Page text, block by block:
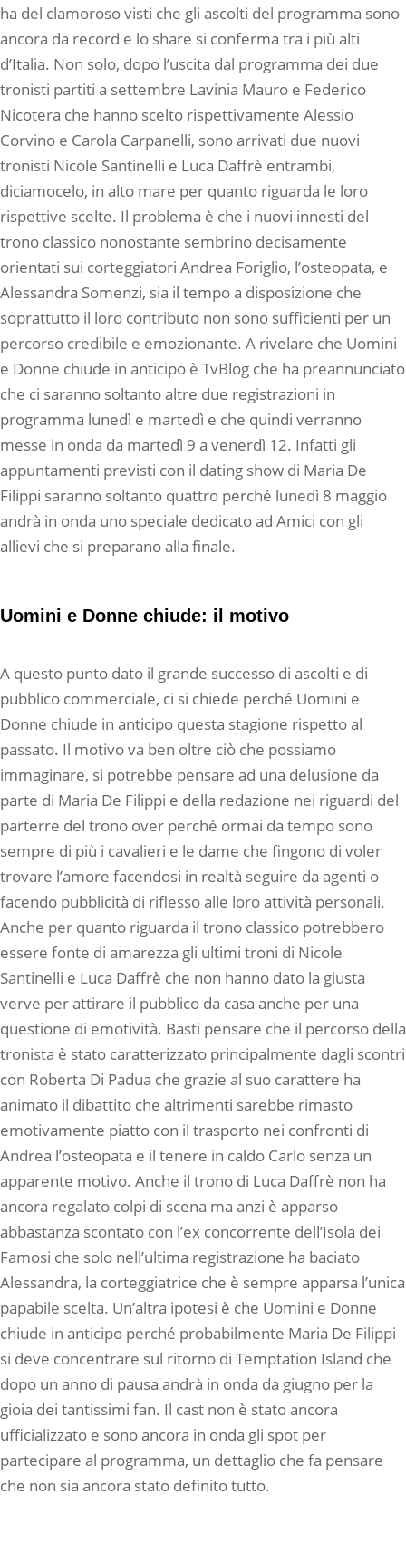
ha del clamoroso visti che gli ascolti del programma sono
ancora da record e lo share si conferma tra i più alti
d’Italia. Non solo, dopo l’uscita dal programma dei due
tronisti partiti a settembre Lavinia Mauro e Federico
Nicotera che hanno scelto rispettivamente Alessio
Corvino e Carola Carpanelli, sono arrivati due nuovi
tronisti Nicole Santinelli e Luca Daffrè entrambi,
diciamocelo, in alto mare per quanto riguarda le loro
rispettive scelte. Il problema è che i nuovi innesti del
trono classico nonostante sembrino decisamente
orientati sui corteggiatori Andrea Foriglio, l’osteopata, e
Alessandra Somenzi, sia il tempo a disposizione che
soprattutto il loro contributo non sono sufficienti per un
percorso credibile e emozionante. A rivelare che Uomini
e Donne chiude in anticipo è TvBlog che ha preannunciato
che ci saranno soltanto altre due registrazioni in
programma lunedì e martedì e che quindi verranno
messe in onda da martedì 9 a venerdì 12. Infatti gli
appuntamenti previsti con il dating show di Maria De
Filippi saranno soltanto quattro perché lunedì 8 maggio
andrà in onda uno speciale dedicato ad Amici con gli
allievi che si preparano alla finale.
Uomini e Donne chiude: il motivo
A questo punto dato il grande successo di ascolti e di
pubblico commerciale, ci si chiede perché Uomini e
Donne chiude in anticipo questa stagione rispetto al
passato. Il motivo va ben oltre ciò che possiamo
immaginare, si potrebbe pensare ad una delusione da
parte di Maria De Filippi e della redazione nei riguardi del
parterre del trono over perché ormai da tempo sono
sempre di più i cavalieri e le dame che fingono di voler
trovare l’amore facendosi in realtà seguire da agenti o
facendo pubblicità di riflesso alle loro attività personali.
Anche per quanto riguarda il trono classico potrebbero
essere fonte di amarezza gli ultimi troni di Nicole
Santinelli e Luca Daffrè che non hanno dato la giusta
verve per attirare il pubblico da casa anche per una
questione di emotività. Basti pensare che il percorso della
tronista è stato caratterizzato principalmente dagli scontri
con Roberta Di Padua che grazie al suo carattere ha
animato il dibattito che altrimenti sarebbe rimasto
emotivamente piatto con il trasporto nei confronti di
Andrea l’osteopata e il tenere in caldo Carlo senza un
apparente motivo. Anche il trono di Luca Daffrè non ha
ancora regalato colpi di scena ma anzi è apparso
abbastanza scontato con l’ex concorrente dell’Isola dei
Famosi che solo nell’ultima registrazione ha baciato
Alessandra, la corteggiatrice che è sempre apparsa l’unica
papabile scelta. Un’altra ipotesi è che Uomini e Donne
chiude in anticipo perché probabilmente Maria De Filippi
si deve concentrare sul ritorno di Temptation Island che
dopo un anno di pausa andrà in onda da giugno per la
gioia dei tantissimi fan. Il cast non è stato ancora
ufficializzato e sono ancora in onda gli spot per
partecipare al programma, un dettaglio che fa pensare
che non sia ancora stato definito tutto.